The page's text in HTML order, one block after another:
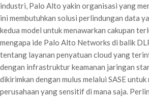
industri, Palo Alto yakin organisasi yang
ini membutuhkan solusi perlindungan data
kedua model untuk menawarkan cakupan
mengapa ide Palo Alto Networks di balik
tentang layanan penyatuan cloud yang
dengan infrastruktur keamanan jaringan
dikirimkan dengan mulus melalui SASE
perusahaan yang sensitif di mana saja.